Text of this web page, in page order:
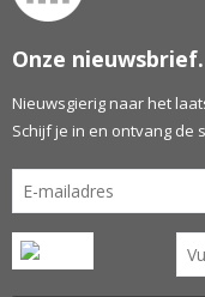
Onze nieuwsbrief.
Nieuwsgierig naar het
Schijf je in en ontvang de